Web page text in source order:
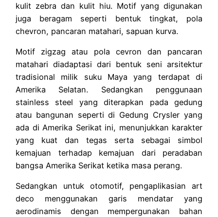
kulit zebra dan kulit hiu. Motif yang digunakan
juga beragam seperti bentuk tingkat, pola
chevron, pancaran matahari, sapuan kurva.
Motif zigzag atau pola cevron dan pancaran
matahari diadaptasi dari bentuk seni arsitektur
tradisional milik suku Maya yang terdapat di
Amerika Selatan. Sedangkan penggunaan
stainless steel yang diterapkan pada gedung
atau bangunan seperti di Gedung Crysler yang
ada di Amerika Serikat ini, menunjukkan karakter
yang kuat dan tegas serta sebagai simbol
kemajuan terhadap kemajuan dari peradaban
bangsa Amerika Serikat ketika masa perang.
Sedangkan untuk otomotif, pengaplikasian art
deco menggunakan garis mendatar yang
aerodinamis dengan mempergunakan bahan